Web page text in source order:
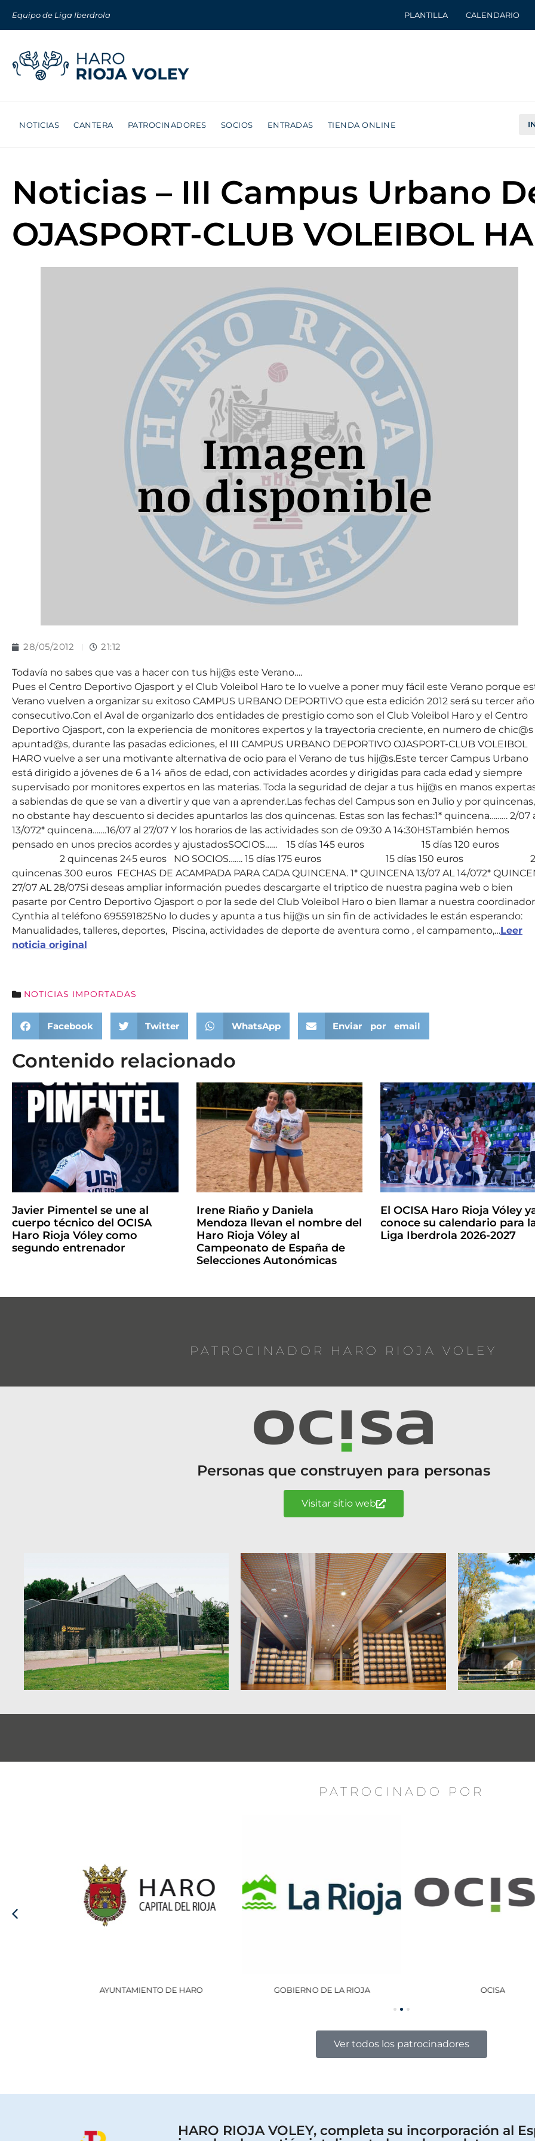
Equipo de Liga Iberdrola PLANTILLA CALENDARIO
NOTICIAS CANTERA PATROCINADORES SOCIOS ENTRADAS TIENDA ONLINE
Noticias – III Campus Urbano
OJASPORT-CLUB VOLEIBOL
28/05/2012 21:12
Todavía no sabes que vas a hacer con tus hij@s este Verano….
Pues el Centro Deportivo Ojasport y el Club Voleibol Haro te lo vuelve a poner muy fácil este Verano porque
Verano vuelven a organizar su exitoso CAMPUS URBANO DEPORTIVO que esta edición 2012 será su tercer año
consecutivo.Con el Aval de organizarlo dos entidades de prestigio como son el Club Voleibol Haro y el Centro
Deportivo Ojasport, con la experiencia de monitores expertos y la trayectoria creciente, en numero de chic@s
apuntad@s, durante las pasadas ediciones, el III CAMPUS URBANO DEPORTIVO OJASPORT-CLUB VOLEIBOL
HARO vuelve a ser una motivante alternativa de ocio para el Verano de tus hij@s.Este tercer Campus Urbano
está dirigido a jóvenes de 6 a 14 años de edad, con actividades acordes y dirigidas para cada edad y siempre
supervisado por monitores expertos en las materias. Toda la seguridad de dejar a tus hij@s en manos
a sabiendas de que se van a divertir y que van a aprender.Las fechas del Campus son en Julio y por quincenas,
no obstante hay descuento si decides apuntarlos las dos quincenas. Estas son las fechas:1* quincena……… 2/07
13/072* quincena…….16/07 al 27/07 Y los horarios de las actividades son de 09:30 A 14:30HSTambién hemos
pensado en unos precios acordes y ajustadosSOCIOS…… 15 días 145 euros 15 días 120
2 quincenas 245 euros NO SOCIOS……. 15 días 175 euros 15 días 150 euros 2
quincenas 300 euros FECHAS DE ACAMPADA PARA CADA QUINCENA. 1* QUINCENA 13/07 AL 14/072*
27/07 AL 28/07Si deseas ampliar información puedes descargarte el triptico de nuestra pagina web o bien
pasarte por Centro Deportivo Ojasport o por la sede del Club Voleibol Haro o bien llamar a nuestra
Cynthia al teléfono 695591825No lo dudes y apunta a tus hij@s un sin fin de actividades le están esperando:
Manualidades, talleres, deportes, Piscina, actividades de deporte de aventura como , el campamento,…Leer
noticia original
NOTICIAS IMPORTADAS
Facebook Twitter WhatsApp Enviar por email
Contenido relacionado
Javier Pimentel se une al
cuerpo técnico del OCISA
Haro Rioja Vóley como
segundo entrenador
Irene Riaño y Daniela
Mendoza llevan el nombre del
Haro Rioja Vóley al
Campeonato de España de
Selecciones Autonómicas
El OCISA Haro Rioja Vóley
conoce su calendario para
Liga Iberdrola 2026-2027
PATROCINADOR HARO RIOJA VOLEY
Personas que construyen para personas
Visitar sitio web
PATROCINADO POR
AYUNTAMIENTO DE HARO GOBIERNO DE LA RIOJA OCISA
Ver todos los patrocinadores
HARO RIOJA VOLEY, completa su incorporación al